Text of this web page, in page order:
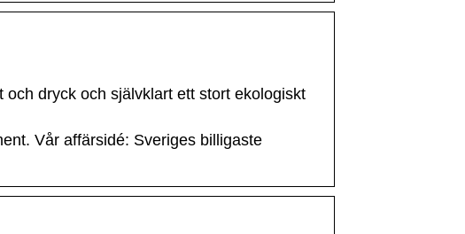
dryck och självklart ett stort ekologiskt
Vår affärsidé: Sveriges billigaste